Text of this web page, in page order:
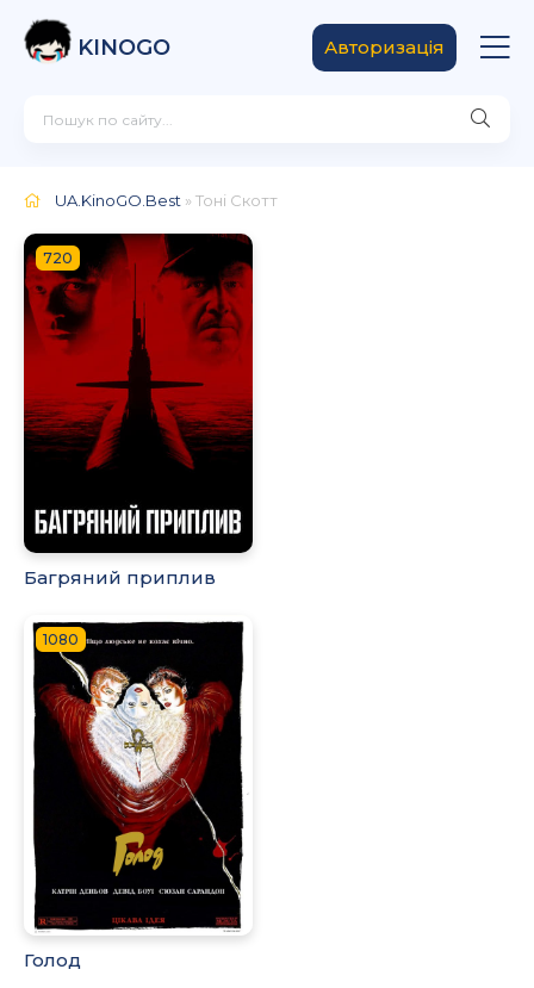
KINOGO Авторизація
UA.KinoGO.Best » Тоні Скотт
720
Багряний приплив
1080
Голод